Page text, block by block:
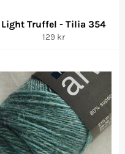
Light Truffel - Tilia 354
Vanlig
129 kr